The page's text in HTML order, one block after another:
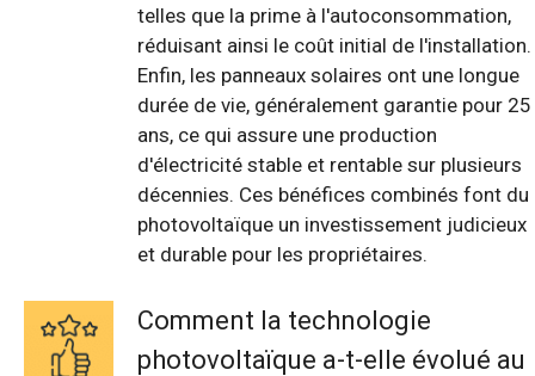
telles que la prime à l'autoconsommation,
réduisant ainsi le coût initial de l'installation.
Enfin, les panneaux solaires ont une longue
durée de vie, généralement garantie pour 25
ans, ce qui assure une production
d'électricité stable et rentable sur plusieurs
décennies. Ces bénéfices combinés font du
photovoltaïque un investissement judicieux
et durable pour les propriétaires.
Comment la technologie
photovoltaïque a-t-elle évolué au